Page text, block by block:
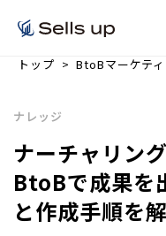
トップ BtoBマーケテ
ナレッジ
ナーチャリン
BtoBで成果を
と作成手順を